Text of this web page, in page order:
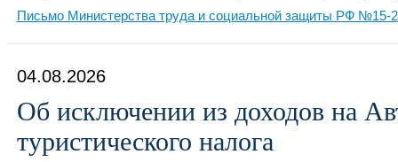
Письмо Министерства труда и социальной защиты РФ №15-
04.08.2026
Об исключении из доходов на
туристического налога